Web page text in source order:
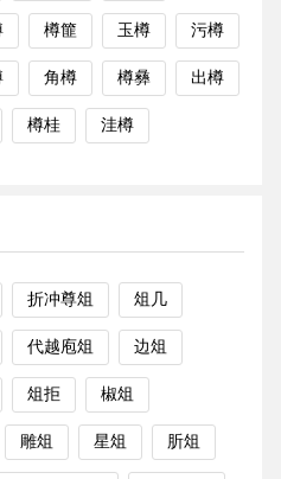
樽篚 玉樽 污樽
角樽 樽彝 出樽
樽桂 洼樽
折冲尊俎 俎几
代越庖俎 边俎
俎拒 椒俎
雕俎 星俎 肵俎